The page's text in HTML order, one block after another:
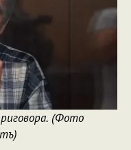
(Фото